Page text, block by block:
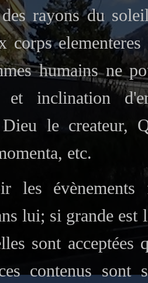
rayons du
corps
humains ne
et inclination
Dieu le createur,
etc.
les
lui; si grande est
sont acceptées
contenus sont